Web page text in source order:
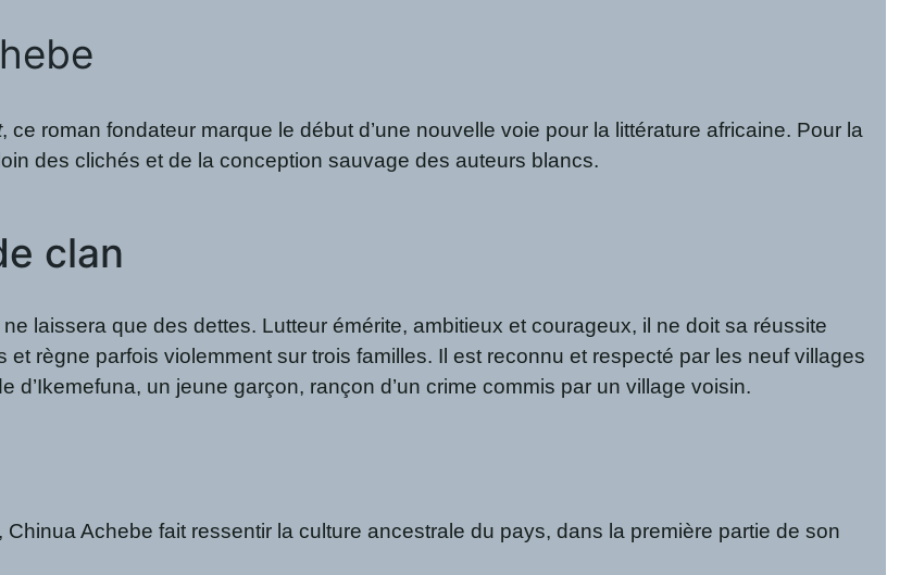
, ce roman fondateur marque le début d’une nouvelle voie pour la littérature africaine. Pour la
des clichés et de la conception sauvage des auteurs blancs.
clan
laissera que des dettes. Lutteur émérite, ambitieux et courageux, il ne doit sa réussite
et règne parfois violemment sur trois familles. Il est reconnu et respecté par les neuf villages
d’Ikemefuna, un jeune garçon, rançon d’un crime commis par un village voisin.
Achebe fait ressentir la culture ancestrale du pays, dans la première partie de son